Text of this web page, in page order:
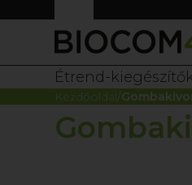
Étrend-
Kezdőoldal